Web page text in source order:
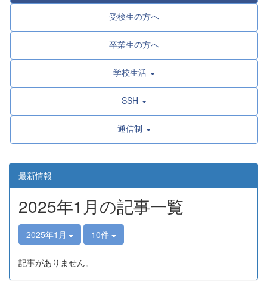
受検生の方へ
卒業生の方へ
学校生活
SSH
通信制
最新情報
2025年1月の記事一覧
2025年1月 10件
記事がありません。